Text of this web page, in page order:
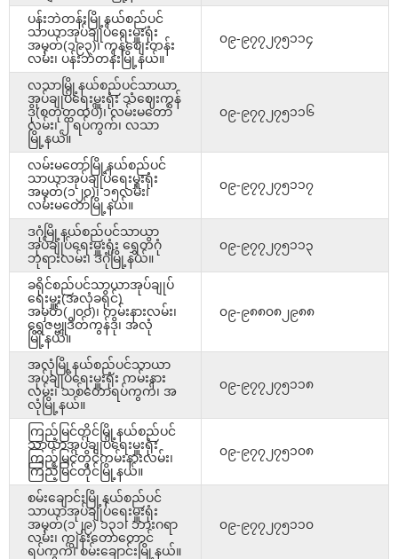
ပန်းဘဲတန်းမြို့နယ်စည်ပင်
သာယာအုပ်ချုပ်ရေးမှူးရုံး
အမှတ်(၁၉၃)၊ ကုန်စျေးတန်း
လမ်း၊ ပန်းဘဲတန်းမြို့နယ်။
၀၉-၉၇၇၂၇၅၁၁၄
လသာမြို့နယ်စည်ပင်သာယာ
အုပ်ချုပ်ရေးမှူးရုံး သံဈေးကွန်
ဒို(စတုတ္ထထပ်)၊ လမ်းမတော်
လမ်း၊ ၂ ရပ်ကွက်၊ လသာ
မြို့နယ်။
၀၉-၉၇၇၂၇၅၁၁၆
လမ်းမတော်မြို့နယ်စည်ပင်
သာယာအုပ်ချုပ်ရေးမှူးရုံး
အမှတ်(၁၂၀)၊ ၁၅လမ်း၊
လမ်းမတော်မြို့နယ်။
၀၉-၉၇၇၂၇၅၁၁၇
ဒဂုံမြို့နယ်စည်ပင်သာယာ
အုပ်ချုပ်ရေးမှူးရုံး ရွှေတိဂုံ
ဘုရားလမ်း၊ ဒဂုံမြို့နယ်။
၀၉-၉၇၇၂၇၅၁၁၃
ခရိုင်စည်ပင်သာယာအုပ်ချုပ်
ရေးမှူး(အလုံခရိုင်)
အမှတ်(၂၀၀)၊ ကမ်းနားလမ်း၊
ရွှေဇဗ္ဗူဒိတ်ကွန်ဒို၊ အလုံ
မြို့နယ်။
၀၉-၉၈၈၀၈၂၉၈၈
အလုံမြို့နယ်စည်ပင်သာယာ
အုပ်ချုပ်ရေးမှူးရုံး ကမ်းနား
လမ်း၊ သစ်တောရပ်ကွက်၊ အ
လုံမြို့နယ်။
၀၉-၉၇၇၂၇၅၁၁၈
ကြည့်မြင်တိုင်မြို့နယ်စည်ပင်
သာယာအုပ်ချုပ်ရေးမှူးရုံး
ကြည့်မြင်တိုင်ကမ်းနားလမ်း၊
ကြည့်မြင်တိုင်မြို့နယ်။
၀၉-၉၇၇၂၇၅၁၀၈
စမ်းချောင်းမြို့နယ်စည်ပင်
သာယာအုပ်ချုပ်ရေးမှူးရုံး
အမှတ်(၁၂၉) ၁၃၁၊ ဘားဂရာ
လမ်း၊ ကျွန်းတောတောင်
ရပ်ကွက်၊ စမ်းချောင်းမြို့နယ်။
၀၉-၉၇၇၂၇၅၁၁၀